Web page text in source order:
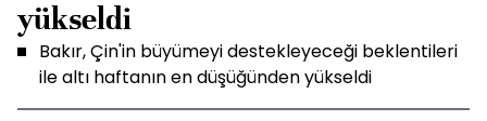
yükseldi
Bakır, Çin'in büyümeyi destekleyeceği beklentileri
ile altı haftanın en düşüğünden yükseldi